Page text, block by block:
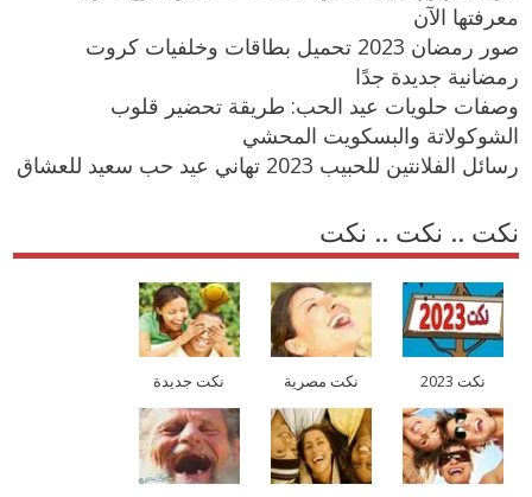
معرفتها الآن
صور رمضان 2023 تحميل بطاقات وخلفيات كروت
رمضانية جديدة جدًا
وصفات حلويات عيد الحب: طريقة تحضير قلوب
الشوكولاتة والبسكويت المحشي
رسائل الفلانتين للحبيب 2023 تهاني عيد حب سعيد للعشاق
نكت .. نكت .. نكت
نكت 2023 نكت مصرية نكت جديدة